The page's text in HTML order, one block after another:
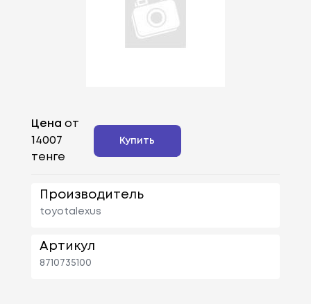
Цена от
14007
тенге
Купить
Производитель
toyotalexus
Артикул
8710735100